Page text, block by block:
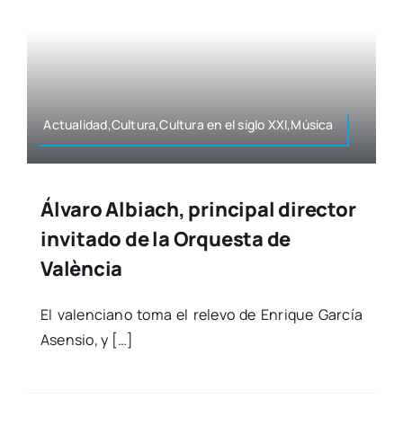
Actualidad,Cultura,Cultura en el siglo XXI,Música
Álvaro Albiach, principal director
invitado de la Orquesta de
València
El valen­ciano toma el rele­vo de Enri­que Gar­cía
Asen­sio, y […]